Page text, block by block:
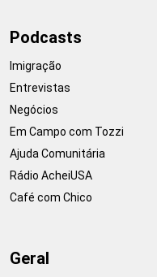
Podcasts
Imigração
Entrevistas
Negócios
Em Campo com Tozzi
Ajuda Comunitária
Rádio AcheiUSA
Café com Chico
Geral